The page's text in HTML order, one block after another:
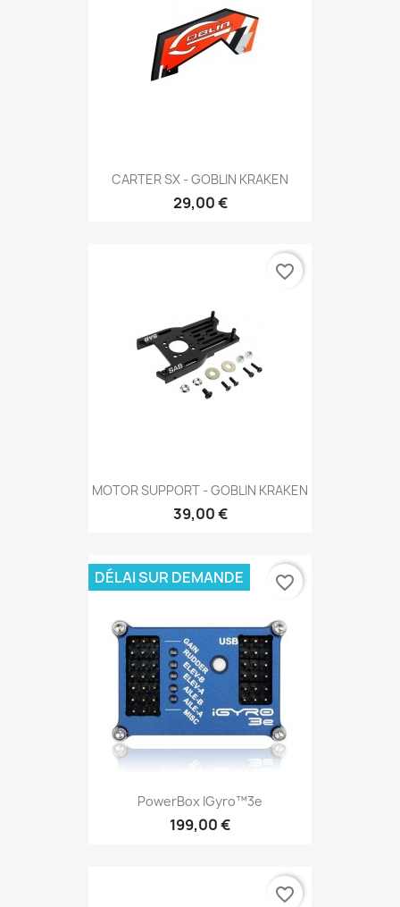
CARTER SX - GOBLIN KRAKEN
29,00 €
MOTOR SUPPORT - GOBLIN KRAKEN
39,00 €
favorite_border
PowerBox IGyro™3e
199,00 €
DÉLAI SUR DEMANDE favorite_border
favorite_border